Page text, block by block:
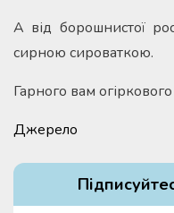
А від борошнистої
сирною сироваткою.
Гарного вам
Джерело